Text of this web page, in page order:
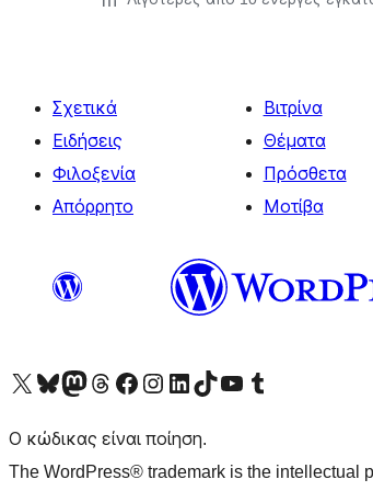
Σχετικά
Ειδήσεις
Φιλοξενία
Απόρρητο
Βιτρίνα
Θέματα
Πρόσθετα
Μοτίβα
Visit our X (formerly Twitter) account
Visit our Bluesky account
Επισκεφθείτε τον λογαριασμό μας στο Mastodon
Visit our Threads account
Επισκεφτείτε τη σελίδα μας στο Facebook
Επισκεφθείτε τον λογαριασμό μας Instagram
Επισκεφθείτε τον λογαριασμό μας LinkedIn
Visit our TikTok account
Visit our YouTube channel
Visit our Tumblr account
Ο κώδικας είναι ποίηση.
The WordPress® trademark is the intellectual